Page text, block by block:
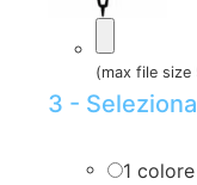
(max file size
3 -
1